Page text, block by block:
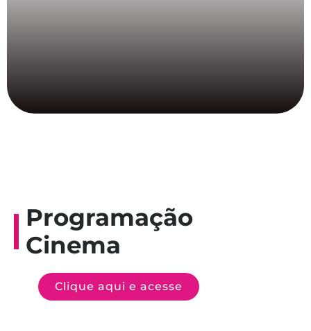
Programação
Cinema
Clique aqui e acesse